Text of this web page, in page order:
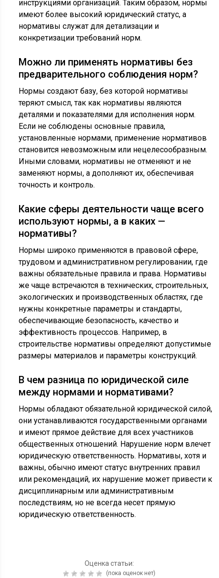
инструкциями организаций. Таким образом, нормы
имеют более высокий юридический статус, а
нормативы служат для детализации и
конкретизации требований норм.
Можно ли применять нормативы без
предварительного соблюдения норм?
Нормы создают базу, без которой нормативы
теряют смысл, так как нормативы являются
деталями и показателями для исполнения норм.
Если не соблюдены основные правила,
установленные нормами, применение нормативов
становится невозможным или нецелесообразным.
Иными словами, нормативы не отменяют и не
заменяют нормы, а дополняют их, обеспечивая
точность и контроль.
Какие сферы деятельности чаще всего
используют нормы, а в каких —
нормативы?
Нормы широко применяются в правовой сфере,
трудовом и административном регулировании, где
важны обязательные правила и права. Нормативы
же чаще встречаются в технических, строительных,
экологических и производственных областях, где
нужны конкретные параметры и стандарты,
обеспечивающие безопасность, качество и
эффективность процессов. Например, в
строительстве нормативы определяют допустимые
размеры материалов и параметры конструкций.
В чем разница по юридической силе
между нормами и нормативами?
Нормы обладают обязательной юридической силой,
они устанавливаются государственными органами
и имеют прямое действие для всех участников
общественных отношений. Нарушение норм влечет
юридическую ответственность. Нормативы, хотя и
важны, обычно имеют статус внутренних правил
или рекомендаций, их нарушение может привести к
дисциплинарным или административным
последствиям, но не всегда несет прямую
юридическую ответственность.
Оценка статьи:
(пока оценок нет)